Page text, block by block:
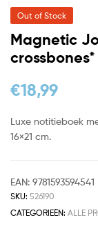
Out of Stock
Magnetic
crossbones*
€18,99
Luxe notitieboek
16×21 cm.
EAN: 9781593594541
SKU: 526190
CATEGORIEËN: ALLE